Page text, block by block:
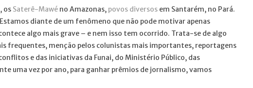
os Saterê-Mawé no Amazonas, povos diversos em Santarém, no Pará.
diante de um fenômeno que não pode motivar apenas
algo mais grave – e nem isso tem ocorrido. Trata-se de algo
frequentes, menção pelos colunistas mais importantes, reportagens
e das iniciativas da Funai, do Ministério Público, das
uma vez por ano, para ganhar prêmios de jornalismo, vamos